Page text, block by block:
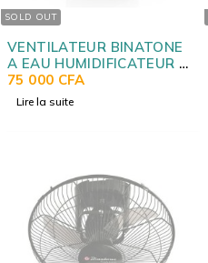
SOLD OUT
VENTILATEUR BINATONE
A EAU HUMIDIFICATEUR 20
LITRES BAC-20L
75 000 CFA
Lire la suite